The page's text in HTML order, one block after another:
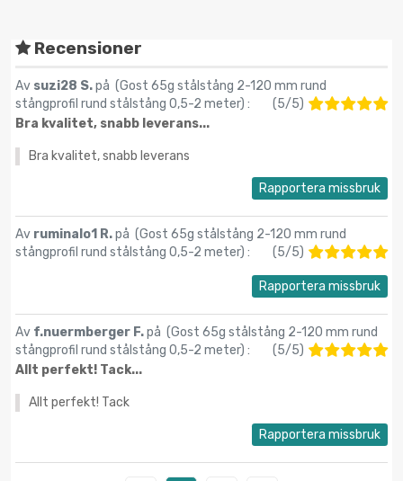
Recensioner
Av suzi28 S.på (Gost 65g stålstång 2-120 mm rund
stångprofil rund stålstång 0,5-2 meter) : (5/5)
Bra kvalitet, snabb leverans...
Bra kvalitet, snabb leverans
Rapportera missbruk
Av ruminalo1 R.på (Gost 65g stålstång 2-120 mm rund
stångprofil rund stålstång 0,5-2 meter) : (5/5)
Rapportera missbruk
Av f.nuermberger F.på (Gost 65g stålstång 2-120 mm rund
stångprofil rund stålstång 0,5-2 meter) : (5/5)
Allt perfekt! Tack...
Allt perfekt! Tack
Rapportera missbruk